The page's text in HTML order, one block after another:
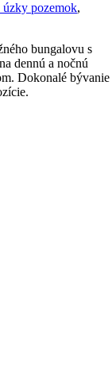
úzky pozemok,
bungalovu s
dennú a nočnú
Dokonalé bývanie